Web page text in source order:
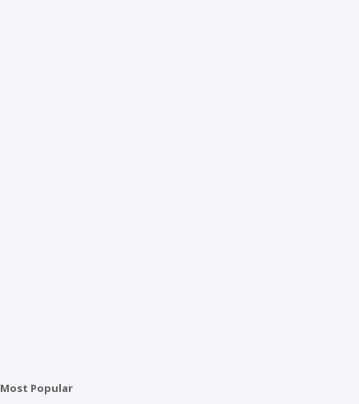
Most Popular